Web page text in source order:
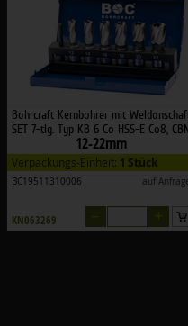
Bohrcraft Kernbohrer mit
SET 7-tlg. Typ KB 6 Co HSS-E Co8, CBN
geschliffen
12-22mm
Verpackungs-Einheit: 1 Stück
BC19511310006 auf
KN063269